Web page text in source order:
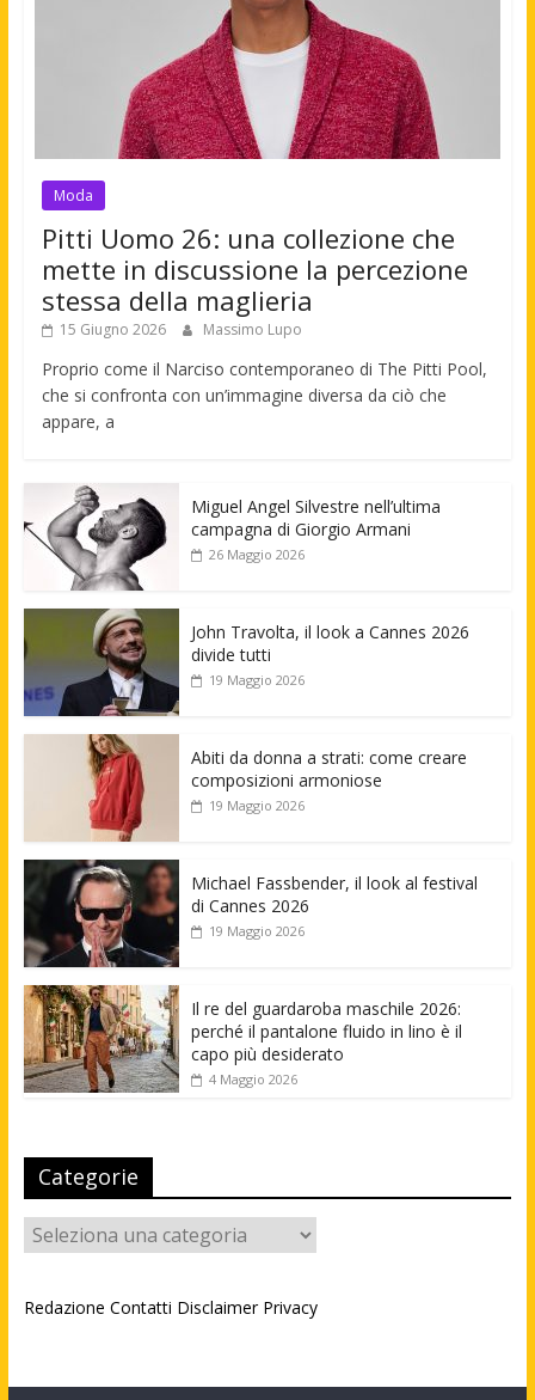
Moda
Pitti Uomo 26: una collezione che
mette in discussione la percezione
stessa della maglieria
15 Giugno 2026 Massimo Lupo
Proprio come il Narciso contemporaneo di The Pitti Pool,
che si confronta con un’immagine diversa da ciò che
appare, a
Miguel Angel Silvestre nell’ultima
campagna di Giorgio Armani
26 Maggio 2026
John Travolta, il look a Cannes 2026
divide tutti
19 Maggio 2026
Abiti da donna a strati: come creare
composizioni armoniose
19 Maggio 2026
Michael Fassbender, il look al festival
di Cannes 2026
19 Maggio 2026
Il re del guardaroba maschile 2026:
perché il pantalone fluido in lino è il
capo più desiderato
4 Maggio 2026
Categorie
Categorie
Redazione Contatti Disclaimer Privacy